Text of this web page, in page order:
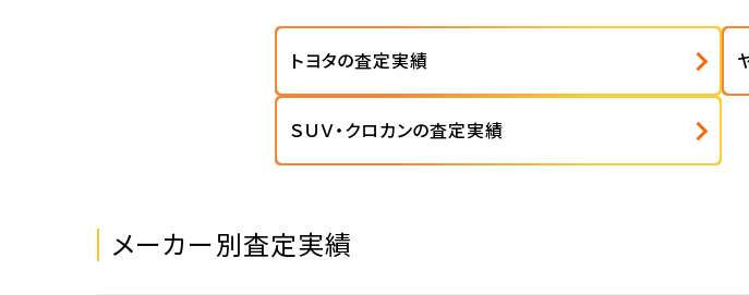
トヨタの査定実績
ＳＵＶ・クロカンの査定実績
メーカー別査定実績